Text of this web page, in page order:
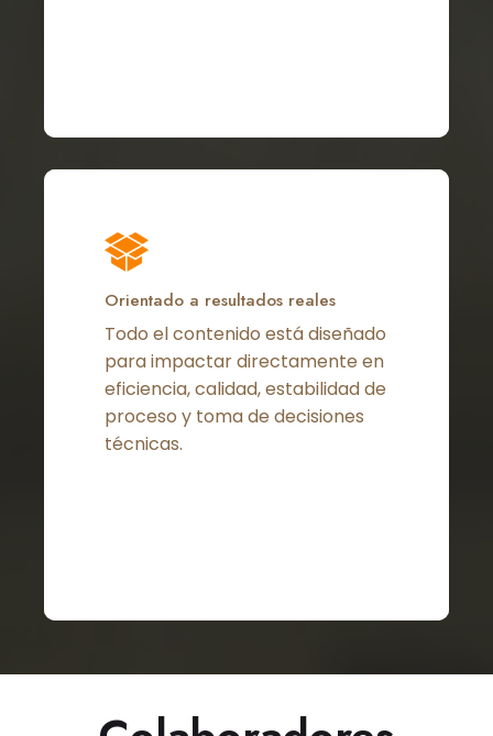
carrito.
Orientado a resultados reales
Todo el contenido está diseñado
para impactar directamente en
eficiencia, calidad, estabilidad de
proceso y toma de decisiones
técnicas.
Close
Close
Close
Close
Close